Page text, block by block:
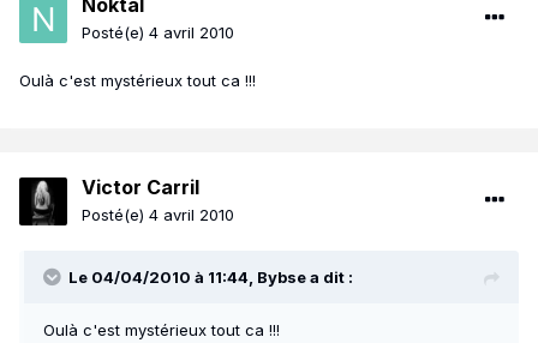
Noktal
Posté(e) 4 avril 2010
Oulà c'est mystérieux tout ca !!!
Victor Carril
Posté(e) 4 avril 2010
Le 04/04/2010 à 11:44, Bybse a dit :
Oulà c'est mystérieux tout ca !!!